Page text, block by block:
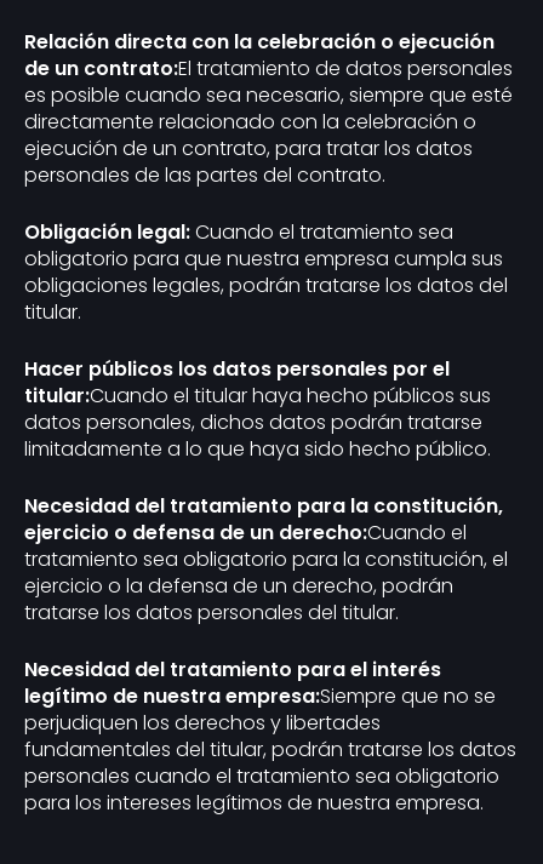
Relación directa con la celebración o ejecución
de un contrato:El tratamiento de datos personales
es posible cuando sea necesario, siempre que esté
directamente relacionado con la celebración o
ejecución de un contrato, para tratar los datos
personales de las partes del contrato.
Obligación legal:Cuando el tratamiento sea
obligatorio para que nuestra empresa cumpla sus
obligaciones legales, podrán tratarse los datos del
titular.
Hacer públicos los datos personales por el
titular:Cuando el titular haya hecho públicos sus
datos personales, dichos datos podrán tratarse
limitadamente a lo que haya sido hecho público.
Necesidad del tratamiento para la constitución,
ejercicio o defensa de un derecho:Cuando el
tratamiento sea obligatorio para la constitución, el
ejercicio o la defensa de un derecho, podrán
tratarse los datos personales del titular.
Necesidad del tratamiento para el interés
legítimo de nuestra empresa:Siempre que no se
perjudiquen los derechos y libertades
fundamentales del titular, podrán tratarse los datos
personales cuando el tratamiento sea obligatorio
para los intereses legítimos de nuestra empresa.